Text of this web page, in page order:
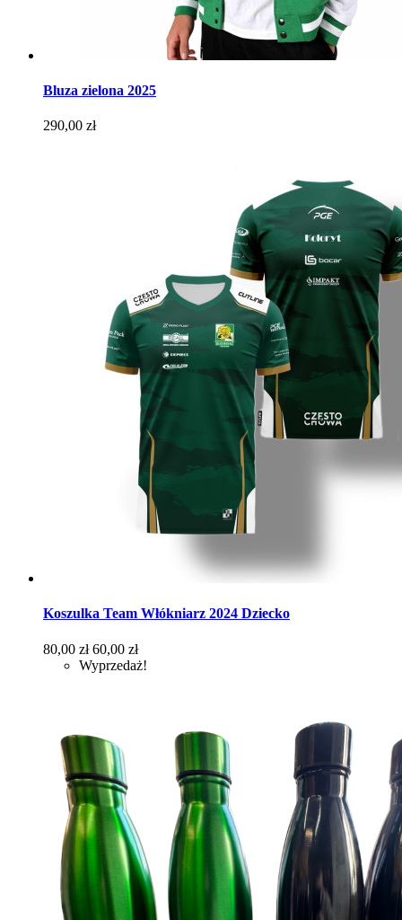
Bluza zielona 2025
Cena
290,00 zł
Koszulka Team Włókniarz 2024 Dziecko
Cena
podstawowa
80,00 zł Cena
60,00 zł
Wyprzedaż!